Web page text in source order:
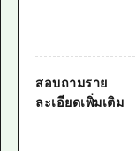
สอบถามราย
ละเอียดเพิ่มเติม